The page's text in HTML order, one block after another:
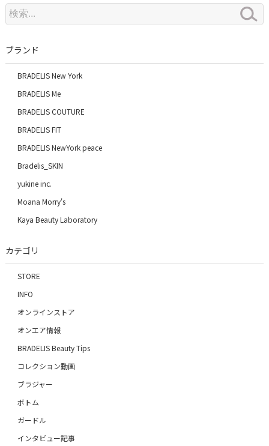
ブランド
BRADELIS New York
BRADELIS Me
BRADELIS COUTURE
BRADELIS FIT
BRADELIS NewYork peace
Bradelis_SKIN
yukine inc.
Moana Morry's
Kaya Beauty Laboratory
カテゴリ
STORE
INFO
オンラインストア
オンエア情報
BRADELIS Beauty Tips
コレクション動画
ブラジャー
ボトム
ガードル
インタビュー記事